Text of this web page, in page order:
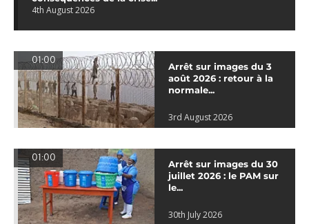
4th August 2026
01:00
Arrêt sur images du 3
août 2026 : retour à la
normale...
3rd August 2026
01:00
Arrêt sur images du 30
juillet 2026 : le PAM sur
le...
30th July 2026